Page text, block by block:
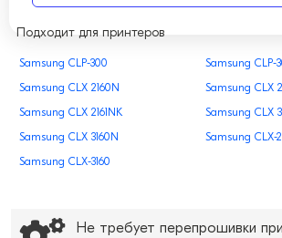
Подходит для принтеров
Samsung CLP-300
Samsung CLP-
Samsung CLX 2160N
Samsung CLX
Samsung CLX 2161NK
Samsung CLX
Samsung CLX 3160N
Samsung CLX-
Samsung CLX-3160
Не требует перепрошивки